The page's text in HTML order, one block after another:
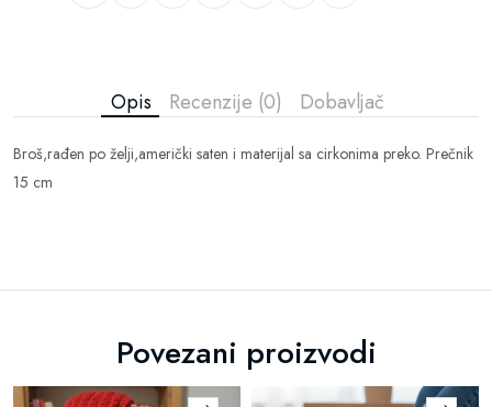
Opis Recenzije (0) Dobavljač
Broš,rađen po želji,američki saten i materijal sa cirkonima preko. Prečnik
15 cm
Povezani proizvodi